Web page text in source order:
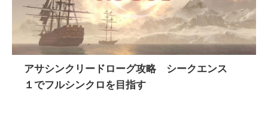
アサシンクリードローグ攻略 シークエンス
１でフルシンクロを目指す